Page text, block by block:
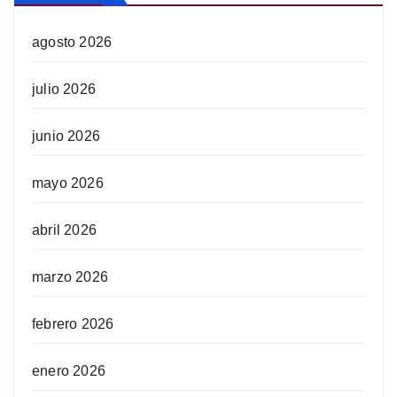
agosto 2026
julio 2026
junio 2026
mayo 2026
abril 2026
marzo 2026
febrero 2026
enero 2026